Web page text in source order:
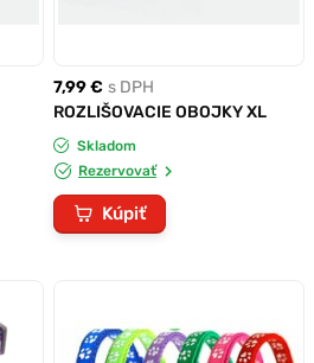
7,99 € s DPH
ROZLIŠOVACIE OBOJKY XL
Skladom
Rezervovať
Kúpiť